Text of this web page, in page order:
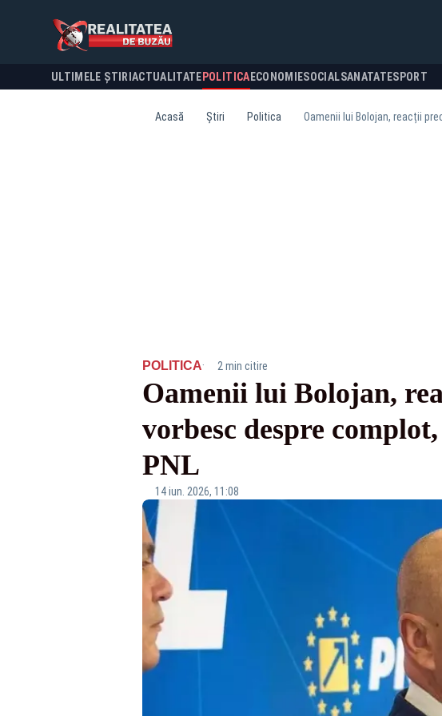
ULTIMELE ȘTIRI ACTUALITATE POLITICA ECONOMIESOCIALSANATATESPORT
Acasă Știri Politica Oamenii lui Bolojan, reacții
POLITICA· 2 min citire
Oamenii lui Bolojan,
vorbesc despre
PNL
14 iun. 2026, 11:08